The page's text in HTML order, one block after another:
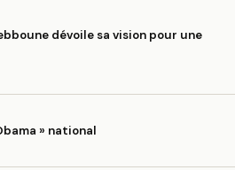
dévoile sa vision pour une
» national